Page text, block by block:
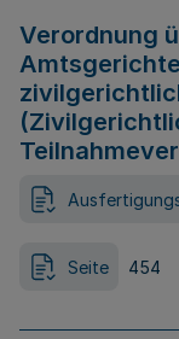
Verordnung
Seite 454